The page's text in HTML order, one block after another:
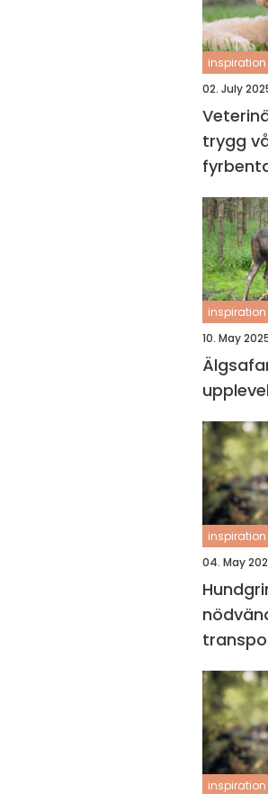
inspiration
02. July
trygg
inspiration
10. May
inspiration
04. May
inspiration